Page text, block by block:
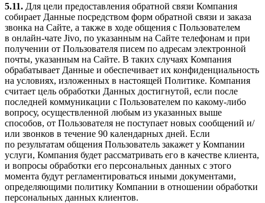
5.11. Для цели предоставления обратной связи Компания
собирает Данные посредством форм обратной связи и заказа
звонка на Сайте, а также в ходе общения с Пользователем
в онлайн-чате Jivo, по указанным на Сайте телефонам и при
получении от Пользователя писем по адресам электронной
почты, указанным на Сайте. В таких случаях Компания
обрабатывает Данные и обеспечивает их конфиденциальность
на условиях, изложенных в настоящей Политике. Компания
считает цель обработки Данных достигнутой, если после
последней коммуникации с Пользователем по какому-либо
вопросу, осуществленной любым из указанных выше
способов, от Пользователя не поступает новых сообщений и/
или звонков в течение 90 календарных дней. Если
по результатам общения Пользователь закажет у Компании
услуги, Компания будет рассматривать его в качестве клиента,
и вопросы обработки его персональных данных с этого
момента будут регламентироваться иными документами,
определяющими политику Компании в отношении обработки
персональных данных клиентов.